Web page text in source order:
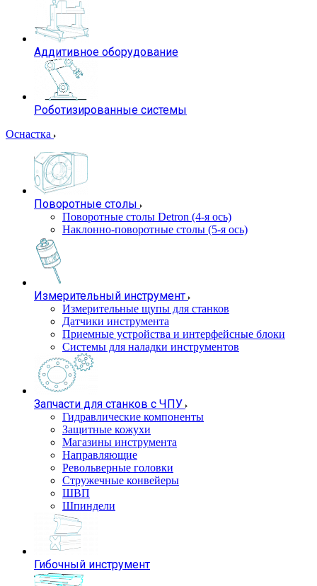
Аддитивное оборудование
Роботизированные системы
Оснастка
Поворотные столы
Поворотные столы Detron (4-я ось)
Наклонно-поворотные столы (5-я ось)
Измерительный инструмент
Измерительные щупы для станков
Датчики инструмента
Приемные устройства и интерфейсные блоки
Системы для наладки инструментов
Запчасти для станков с ЧПУ
Гидравлические компоненты
Защитные кожухи
Магазины инструмента
Направляющие
Револьверные головки
Стружечные конвейеры
ШВП
Шпиндели
Гибочный инструмент